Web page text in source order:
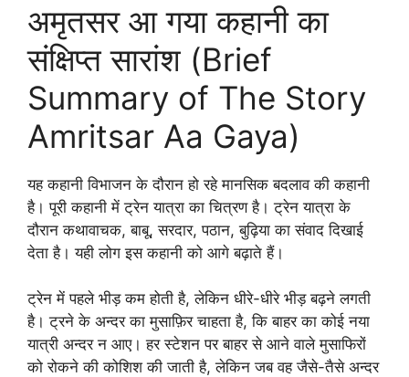
अमृतसर आ गया कहानी का
संक्षिप्त सारांश (Brief
Summary of The Story
Amritsar Aa Gaya)
यह कहानी विभाजन के दौरान हो रहे मानसिक बदलाव की कहानी
है। पूरी कहानी में ट्रेन यात्रा का चित्रण है। ट्रेन यात्रा के
दौरान कथावाचक, बाबू, सरदार, पठान, बुढ़िया का संवाद दिखाई
देता है। यही लोग इस कहानी को आगे बढ़ाते हैं।
ट्रेन में पहले भीड़ कम होती है, लेकिन धीरे-धीरे भीड़ बढ़ने लगती
है। ट्रने के अन्दर का मुसाफ़िर चाहता है, कि बाहर का कोई नया
यात्री अन्दर न आए। हर स्टेशन पर बाहर से आने वाले मुसाफिरों
को रोकने की कोशिश की जाती है, लेकिन जब वह जैसे-तैसे अन्दर